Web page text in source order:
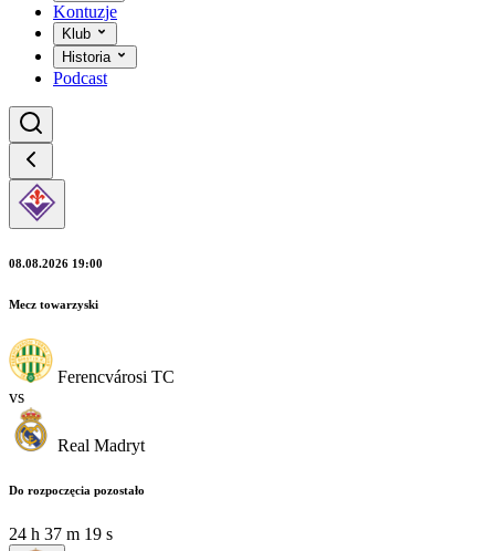
Kontuzje
Klub
Historia
Podcast
08.08.2026 19:00
Mecz towarzyski
Ferencvárosi TC
vs
Real Madryt
Do rozpoczęcia pozostało
24 h 37 m 17 s